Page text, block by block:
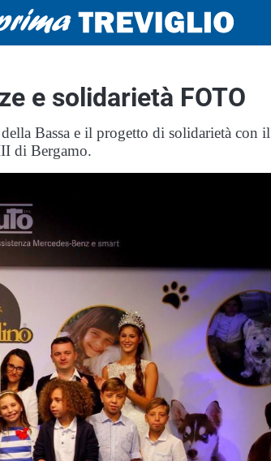
e solidarietà FOTO
Bassa e il progetto di solidarietà con il
di Bergamo.